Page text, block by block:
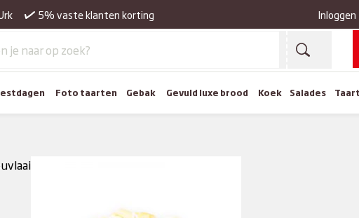
5% vaste klanten korting Inloggen
Foto taarten Gebak Gevuld luxe brood Koek Salades